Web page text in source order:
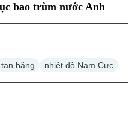
bao trùm nước Anh
tan băng nhiệt độ Nam Cực